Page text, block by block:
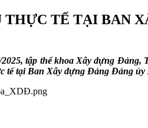
TẾ TẠI BAN
tập thể khoa Xây dựng
tế tại Ban Xây dựng Đảng Đảng